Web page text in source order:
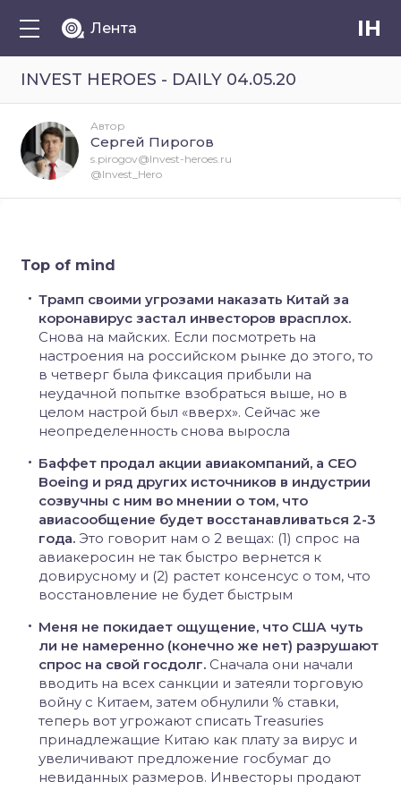
Лента IH
INVEST HEROES - DAILY 04.05.20
Top of mind
Трамп своими угрозами наказать Китай за
коронавирус застал инвесторов врасплох.
Снова на майских. Если посмотреть на
настроения на российском рынке до этого, то
в четверг была фиксация прибыли на
неудачной попытке взобраться выше, но в
целом настрой был «вверх». Сейчас же
неопределенность снова выросла
Баффет продал акции авиакомпаний, а CEO
Boeing и ряд других источников в индустрии
созвучны с ним во мнении о том, что
авиасообщение будет восстанавливаться 2-3
года. Это говорит нам о 2 вещах: (1) спрос на
авиакеросин не так быстро вернется к
довирусному и (2) растет консенсус о том, что
восстановление не будет быстрым
Меня не покидает ощущение, что США чуть
ли не намеренно (конечно же нет) разрушают
спрос на свой госдолг. Сначала они начали
вводить на всех санкции и затеяли торговую
войну с Китаем, затем обнулили % ставки,
теперь вот угрожают списать Treasuries
принадлежащие Китаю как плату за вирус и
увеличивают предложение госбумаг до
невиданных размеров. Инвесторы продают
Автор
Сергей Пирогов
s.pirogov@Invest-heroes.ru
@Invest_Hero